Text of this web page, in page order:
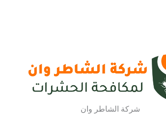
شركة الشاطر وان